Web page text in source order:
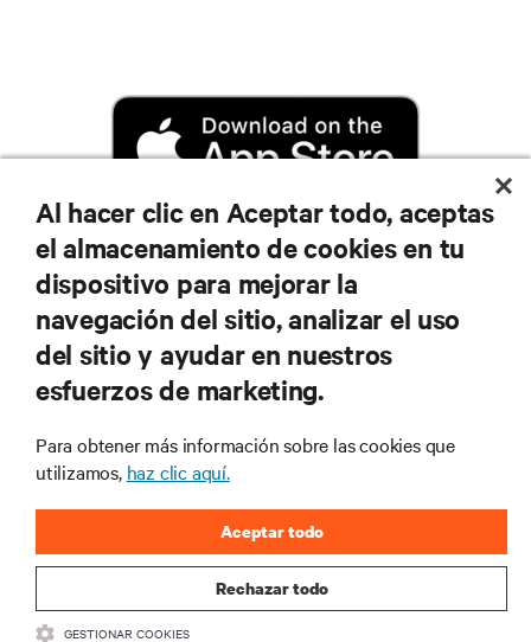
RECURSOS
CORPORATIVO
CONECTA CON NOSOTROS
Al hacer clic en Aceptar todo, aceptas
el almacenamiento de cookies en tu
dispositivo para mejorar la
navegación del sitio, analizar el uso
del sitio y ayudar en nuestros
esfuerzos de marketing.
Para obtener más información sobre las cookies que
utilizamos, haz clic aquí.
Rechazar todo
Aceptar todo
GESTIONAR COOKIES